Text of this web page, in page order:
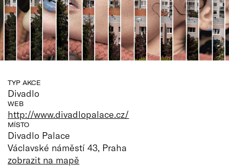
TYP AKCE
Divadlo
WEB
http://www.divadlopalace.cz/
MÍSTO
Divadlo Palace
Václavské náměstí 43, Praha
zobrazit na mapě